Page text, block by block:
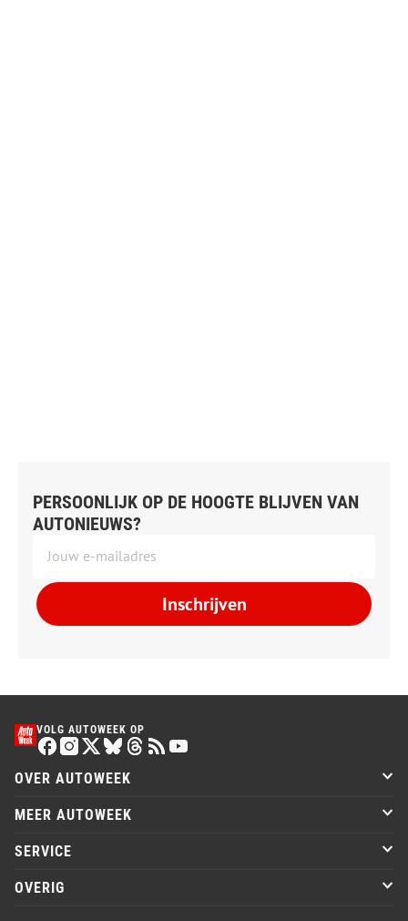
PERSOONLIJK OP DE HOOGTE BLIJVEN VAN
AUTONIEUWS?
Inschrijven
VOLG AUTOWEEK OP
OVER AUTOWEEK
MEER AUTOWEEK
SERVICE
OVERIG